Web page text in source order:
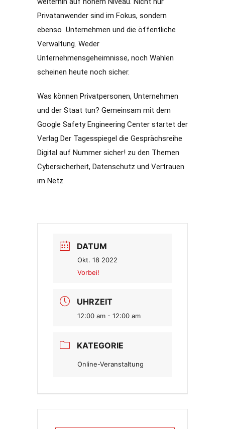
Privatanwender sind im Fokus, sondern
ebenso Unternehmen und die öffentliche
Verwaltung. Weder
Unternehmensgeheimnisse, noch Wahlen
scheinen heute noch sicher.
Was können Privatpersonen, Unternehmen
und der Staat tun? Gemeinsam mit dem
Google Safety Engineering Center startet der
Verlag Der Tagesspiegel die Gesprächsreihe
Digital auf Nummer sicher! zu den Themen
Cybersicherheit, Datenschutz und Vertrauen
im Netz.
DATUM
Okt. 18 2022
Vorbei!
UHRZEIT
12:00 am - 12:00 am
KATEGORIE
Online-Veranstaltung